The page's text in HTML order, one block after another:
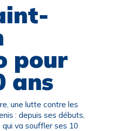
pour
ans
une lutte contre les
: depuis ses débuts,
qui va souffler ses 10